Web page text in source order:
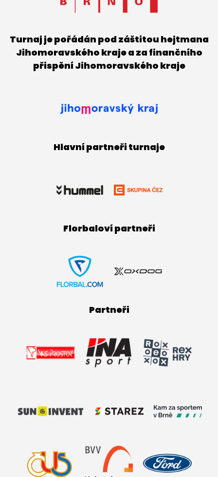
Turnaj je pořádán pod záštitou hejtmana
Jihomoravského kraje a za finančního
přispění Jihomoravského kraje
Hlavní partneři turnaje
Florbaloví partneři
Partneři